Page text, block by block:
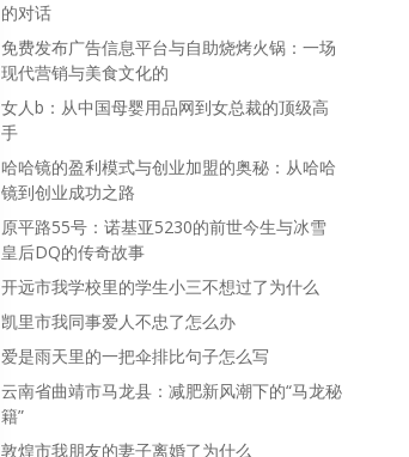
的对话
免费发布广告信息平台与自助烧烤火锅：一场
现代营销与美食文化的
女人b：从中国母婴用品网到女总裁的顶级高
手
哈哈镜的盈利模式与创业加盟的奥秘：从哈哈
镜到创业成功之路
原平路55号：诺基亚5230的前世今生与冰雪
皇后DQ的传奇故事
开远市我学校里的学生小三不想过了为什么
凯里市我同事爱人不忠了怎么办
爱是雨天里的一把伞排比句子怎么写
云南省曲靖市马龙县：减肥新风潮下的“马龙秘
籍”
敦煌市我朋友的妻子离婚了为什么